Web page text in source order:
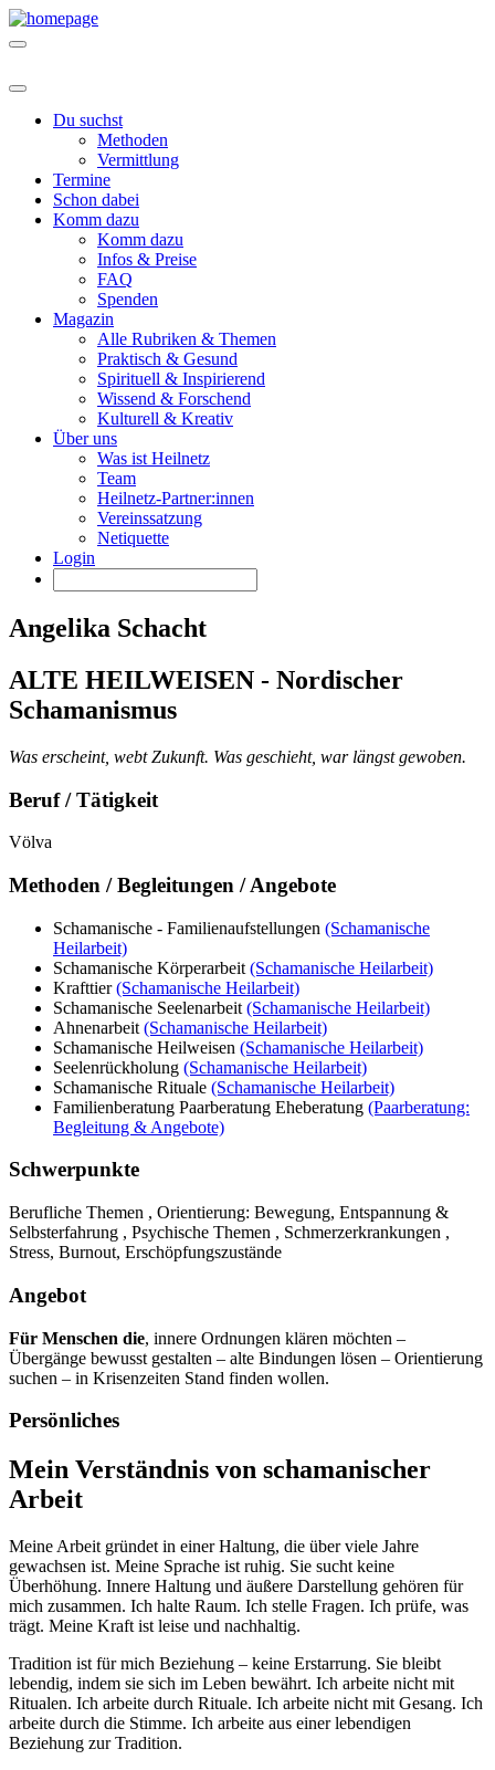
Du suchst
Methoden
Vermittlung
Termine
Schon dabei
Komm dazu
Komm dazu
Infos & Preise
FAQ
Spenden
Magazin
Alle Rubriken & Themen
Praktisch & Gesund
Spirituell & Inspirierend
Wissend & Forschend
Kulturell & Kreativ
Über uns
Was ist Heilnetz
Team
Heilnetz-Partner:innen
Vereinssatzung
Netiquette
Login
Angelika Schacht
ALTE HEILWEISEN - Nordischer
Schamanismus
Was erscheint, webt Zukunft. Was geschieht, war längst gewoben.
Beruf / Tätigkeit
Völva
Methoden / Begleitungen / Angebote
Schamanische - Familienaufstellungen (Schamanische
Heilarbeit)
Schamanische Körperarbeit (Schamanische Heilarbeit)
Krafttier(Schamanische Heilarbeit)
Schamanische Seelenarbeit (Schamanische Heilarbeit)
Ahnenarbeit (Schamanische Heilarbeit)
Schamanische Heilweisen (Schamanische Heilarbeit)
Seelenrückholung (Schamanische Heilarbeit)
Schamanische Rituale (Schamanische Heilarbeit)
Familienberatung Paarberatung Eheberatung (Paarberatung:
Begleitung & Angebote)
Schwerpunkte
Berufliche Themen , Orientierung: Bewegung, Entspannung &
Selbsterfahrung , Psychische Themen , Schmerzerkrankungen ,
Stress, Burnout, Erschöpfungszustände
Angebot
Für Menschen die, innere Ordnungen klären möchten –
Übergänge bewusst gestalten – alte Bindungen lösen – Orientierung
suchen – in Krisenzeiten Stand finden wollen.
Persönliches
Mein Verständnis von schamanischer
Arbeit
Meine Arbeit gründet in einer Haltung, die über viele Jahre
gewachsen ist. Meine Sprache ist ruhig. Sie sucht keine
Überhöhung. Innere Haltung und äußere Darstellung gehören für
mich zusammen. Ich halte Raum. Ich stelle Fragen. Ich prüfe, was
trägt. Meine Kraft ist leise und nachhaltig.
Tradition ist für mich Beziehung – keine Erstarrung. Sie bleibt
lebendig, indem sie sich im Leben bewährt. Ich arbeite nicht mit
Ritualen. Ich arbeite durch Rituale. Ich arbeite nicht mit Gesang. Ich
arbeite durch die Stimme. Ich arbeite aus einer lebendigen
Beziehung zur Tradition.